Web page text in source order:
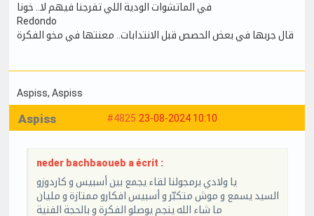
في الماتشوات الودية اللي تفرجنا فيهم لا.. خونا
Redondo
قال جربها في بعض الحصص قبل الانتدابات.. معنتها في مخو الفكرة
Aspiss, Aspiss
#4825 23-08-2024 10:10
Aspiss
neder bachbaoueb a écrit :
يا ولادي برمجولنا لقاء يجمع بين أسبيس و كاردوزو
السيد يسمع و موش متكبّر و أسبيس افكارو ممتازة و مليان
ما شاء الله ينجم يوصلو الفكرة و بالحجة الفنية